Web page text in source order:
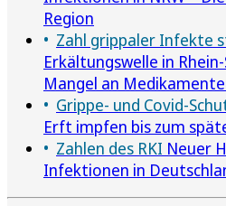
Region
Zahl grippaler Infekte
Erkältungswelle in
Mangel an
Grippe- und Covid-
Erft impfen bis zum
Zahlen des RKI Neuer
Infektionen in